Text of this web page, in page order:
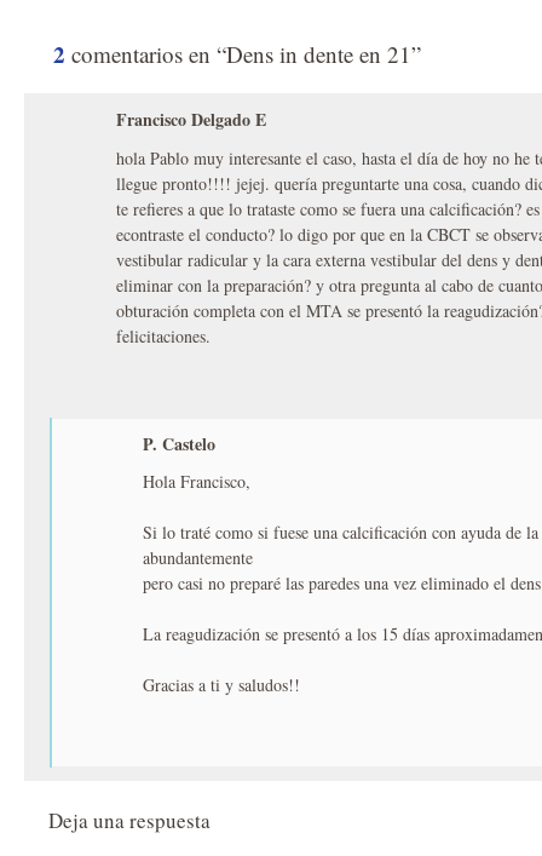
2 comentarios en “Dens in dente en 21”
Francisco Delgado E
hola Pablo muy interesante el caso, hasta el día de hoy no he
llegue pronto!!!! jejej. quería preguntarte una cosa, cuando
te refieres a que lo trataste como se fuera una calcificación?
econtraste el conducto? lo digo por que en la CBCT se
vestibular radicular y la cara externa vestibular del dens y
eliminar con la preparación? y otra pregunta al cabo de
obturación completa con el MTA se presentó la
felicitaciones.
P. Castelo
Hola Francisco,
Si lo traté como si fuese una calcificación con ayuda de
abundantemente
pero casi no preparé las paredes una vez eliminado el
La reagudización se presentó a los 15 días
Gracias a ti y saludos!!
Deja una respuesta